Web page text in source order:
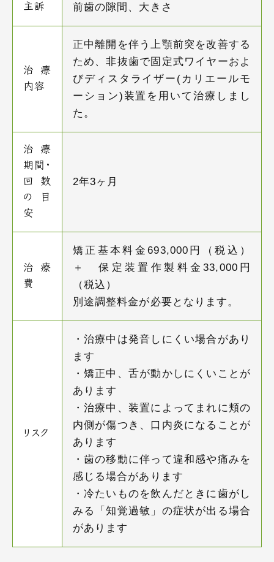
主訴 前歯の隙間、大きさ
治療
内容
正中離開を伴う上顎前突を改善する
ため、非抜歯で固定式ワイヤーおよ
びディスタライザー(カリエールモ
ーション)装置を用いて治療しまし
た。
治療
期間・
回数
の目
安
2年3ヶ月
治療
費
矯正基本料金693,000円（税込）
＋ 保定装置作製料金33,000円
（税込）
別途調整料金が必要となります。
リスク
・治療中は発音しにくい場合があり
ます
・矯正中、舌が動かしにくいことが
あります
・治療中、装置によってまれに頬の
内側が傷つき、口内炎になることが
あります
・歯の移動に伴って違和感や痛みを
感じる場合があります
・冷たいものを飲んだときに歯がし
みる「知覚過敏」の症状が出る場合
があります